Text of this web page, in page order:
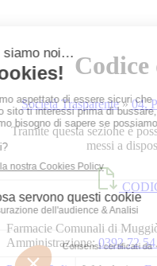
Società Trasparente»04.
Tramite questa sezione è
messi a
Farmacie Comunali di
Amministrazione:0392 72